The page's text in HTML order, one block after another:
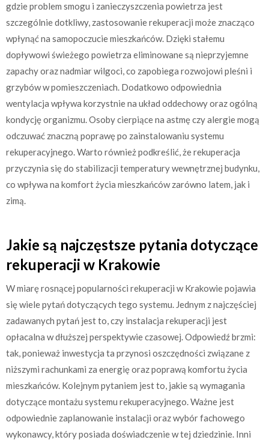
gdzie problem smogu i zanieczyszczenia powietrza jest
szczególnie dotkliwy, zastosowanie rekuperacji może znacząco
wpłynąć na samopoczucie mieszkańców. Dzięki stałemu
dopływowi świeżego powietrza eliminowane są nieprzyjemne
zapachy oraz nadmiar wilgoci, co zapobiega rozwojowi pleśni i
grzybów w pomieszczeniach. Dodatkowo odpowiednia
wentylacja wpływa korzystnie na układ oddechowy oraz ogólną
kondycję organizmu. Osoby cierpiące na astmę czy alergie mogą
odczuwać znaczną poprawę po zainstalowaniu systemu
rekuperacyjnego. Warto również podkreślić, że rekuperacja
przyczynia się do stabilizacji temperatury wewnętrznej budynku,
co wpływa na komfort życia mieszkańców zarówno latem, jak i
zimą.
Jakie są najczęstsze pytania dotyczące
rekuperacji w Krakowie
W miarę rosnącej popularności rekuperacji w Krakowie pojawia
się wiele pytań dotyczących tego systemu. Jednym z najczęściej
zadawanych pytań jest to, czy instalacja rekuperacji jest
opłacalna w dłuższej perspektywie czasowej. Odpowiedź brzmi:
tak, ponieważ inwestycja ta przynosi oszczędności związane z
niższymi rachunkami za energię oraz poprawą komfortu życia
mieszkańców. Kolejnym pytaniem jest to, jakie są wymagania
dotyczące montażu systemu rekuperacyjnego. Ważne jest
odpowiednie zaplanowanie instalacji oraz wybór fachowego
wykonawcy, który posiada doświadczenie w tej dziedzinie. Inni